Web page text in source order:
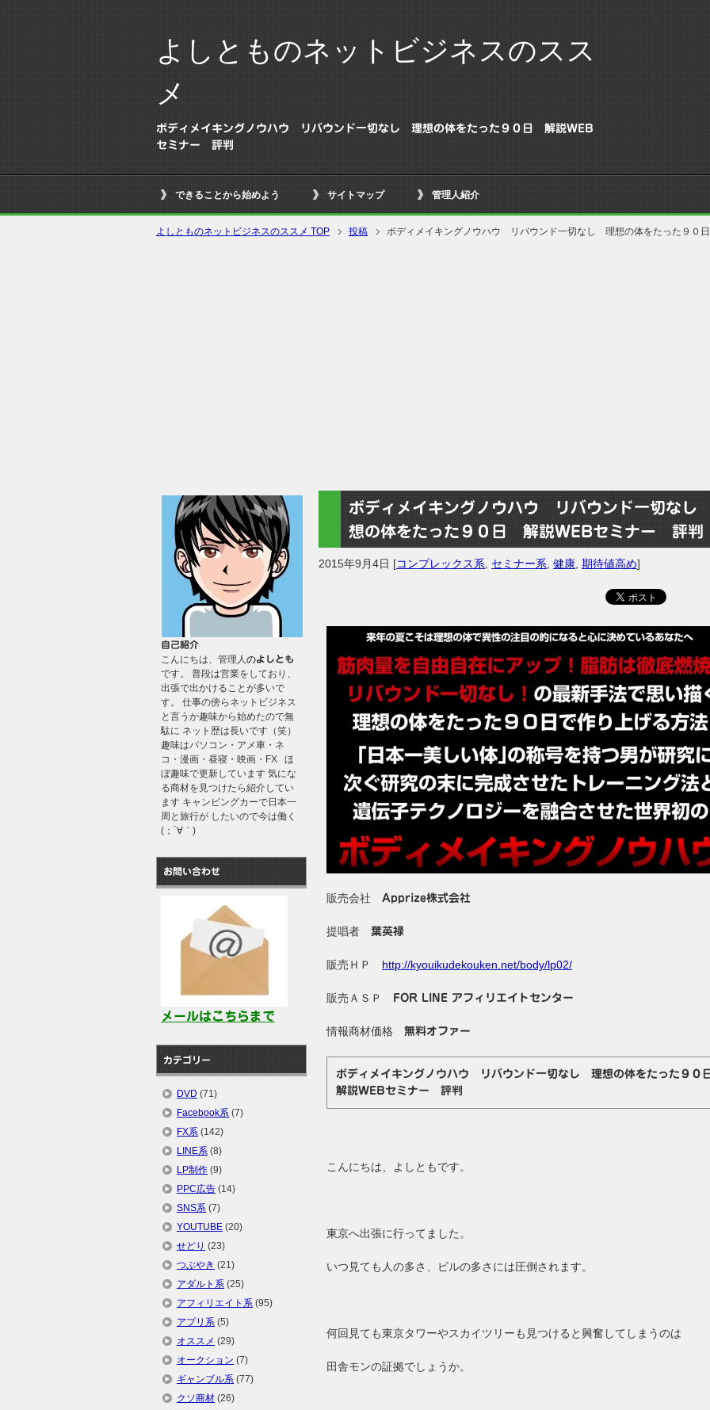
よしとものネットビジネスのスス
メ
ボディメイキングノウハウ リバウンド一切なし 理想の体をたった９０日 解説WEB
セミナー 評判
できることから始めよう サイトマップ 管理人紹介
よしとものネットビジネスのススメ TOP 投稿 ボディメイキングノウハウ リバウンド一切なし 理想の体をたった９
ボディメイキングノウハウ リバウンド一切な
想の体をたった９０日 解説WEBセミナー 評判
2015年9月4日 [コンプレックス系 セミナー系 ,健康 ,期待値高め]
販売会社Apprize株式会社
提唱者葉英禄
販売ＨＰ http://kyouikudekouken.net/body/lp02/
販売ＡＳＰ FOR LINE アフィリエイトセンター
情報商材価格無料オファー
ボディメイキングノウハウ リバウンド一切なし 理想の体をたった９
解説WEBセミナー 評判
こんにちは、よしともです。
東京へ出張に行ってました。
いつ見ても人の多さ、ビルの多さには圧倒されます。
何回見ても東京タワーやスカイツリーも見つけると興奮してしまうのは
田舎モンの証拠でしょうか。
自己紹介
こんにちは、管理人のよしとも
です。 普段は営業をしており、
出張で出かけることが多いで
す。 仕事の傍らネットビジネス
と言うか趣味から始めたので無
駄に ネット歴は長いです（笑）
趣味はパソコン・アメ車・ネ
コ・漫画・昼寝・映画・FX ほ
ぼ趣味で更新しています 気にな
る商材を見つけたら紹介してい
ます キャンピングカーで日本一
周と旅行が したいので今は働く
(；´∀｀)
お問い合わせ
メールはこちらまで
カテゴリー
DVD (71)
Facebook系 (7)
FX系 (142)
LINE系 (8)
LP制作 (9)
PPC広告 (14)
SNS系 (7)
YOUTUBE (20)
せどり (23)
つぶやき (21)
アダルト系 (25)
アフィリエイト系 (95)
アプリ系 (5)
オススメ (29)
オークション (7)
ギャンブル系 (77)
クソ商材 (26)